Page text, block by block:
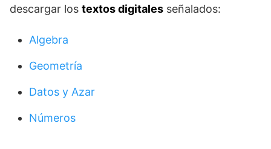
descargar los textos digitales señalados:
Algebra
Geometría
Datos y Azar
Números